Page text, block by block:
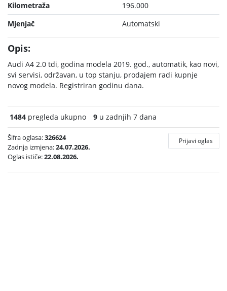
Kilometraža
196.000
Mjenjač
Automatski
Opis:
Audi A4 2.0 tdi, godina modela 2019. god., automatik, kao novi,
svi servisi, održavan, u top stanju, prodajem radi kupnje
novog modela. Registriran godinu dana.
1484 pregleda ukupno 9 u zadnjih 7 dana
Šifra oglasa:326624
Zadnja izmjena:24.07.2026.
Oglas ističe:22.08.2026.
Prijavi oglas